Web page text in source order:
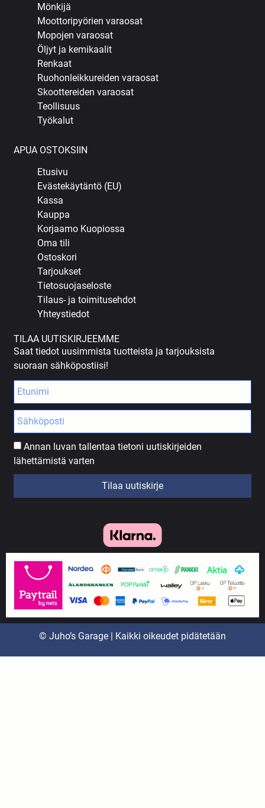
Mönkijä
Moottoripyörien varaosat
Mopojen varaosat
Öljyt ja kemikaalit
Renkaat
Ruohonleikkureiden varaosat
Skoottereiden varaosat
Teollisuus
Työkalut
APUA OSTOKSIIN
Etusivu
Evästekäytäntö (EU)
Kassa
Kauppa
Korjaamo Kuopiossa
Oma tili
Ostoskori
Tarjoukset
Tietosuojaseloste
Tilaus- ja toimitusehdot
Yhteystiedot
TILAA UUTISKIRJEEMME
Saat tiedot uusimmista tuotteista ja tarjouksista
suoraan sähköpostiisi!
Annan luvan tallentaa tietoni uutiskirjeiden
lähettämistä varten
Tilaa uutiskirje
© Juho’s Garage | Kaikki oikeudet pidätetään